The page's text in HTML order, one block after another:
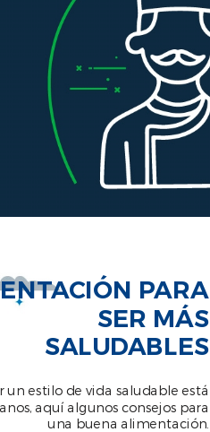
PARA
SER MÁS
SALUDABLES
un estilo de vida saludable está
aquí algunos consejos para
una buena alimentación.